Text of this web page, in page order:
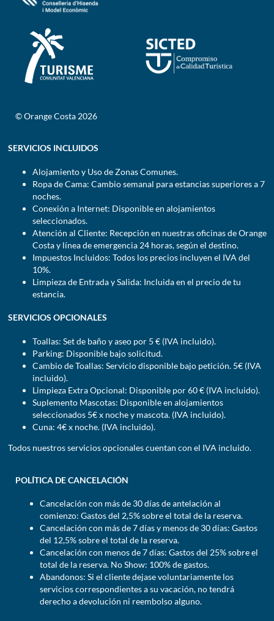
© Orange Costa 2026
SERVICIOS INCLUIDOS
Alojamiento y Uso de Zonas Comunes.
Ropa de Cama: Cambio semanal para estancias superiores a 7
noches.
Conexión a Internet: Disponible en alojamientos
seleccionados.
Atención al Cliente: Recepción en nuestras oficinas de Orange
Costa y línea de emergencia 24 horas, según el destino.
Impuestos Incluidos: Todos los precios incluyen el IVA del
10%.
Limpieza de Entrada y Salida: Incluida en el precio de tu
estancia.
SERVICIOS OPCIONALES
Toallas: Set de baño y aseo por 5 € (IVA incluido).
Parking: Disponible bajo solicitud.
Cambio de Toallas: Servicio disponible bajo petición. 5€ (IVA
incluido).
Limpieza Extra Opcional: Disponible por 60 € (IVA incluido).
Suplemento Mascotas: Disponible en alojamientos
seleccionados 5€ x noche y mascota. (IVA incluido).
Cuna: 4€ x noche. (IVA incluido).
Todos nuestros servicios opcionales cuentan con el IVA incluido.
POLÍTICA DE CANCELACIÓN
Cancelación con más de 30 días de antelación al
comienzo: Gastos del 2,5% sobre el total de la reserva.
Cancelación con más de 7 días y menos de 30 días: Gastos
del 12,5% sobre el total de la reserva.
Cancelación con menos de 7 días: Gastos del 25% sobre el
total de la reserva. No Show: 100% de gastos.
Abandonos: Si el cliente dejase voluntariamente los
servicios correspondientes a su vacación, no tendrá
derecho a devolución ni reembolso alguno.